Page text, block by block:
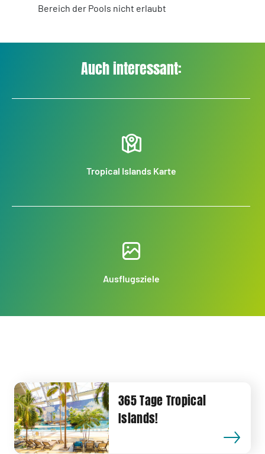
Bereich der Pools nicht erlaubt
Auch interessant:
Tropical Islands Karte
Ausflugsziele
365 Tage Tropical
Islands!